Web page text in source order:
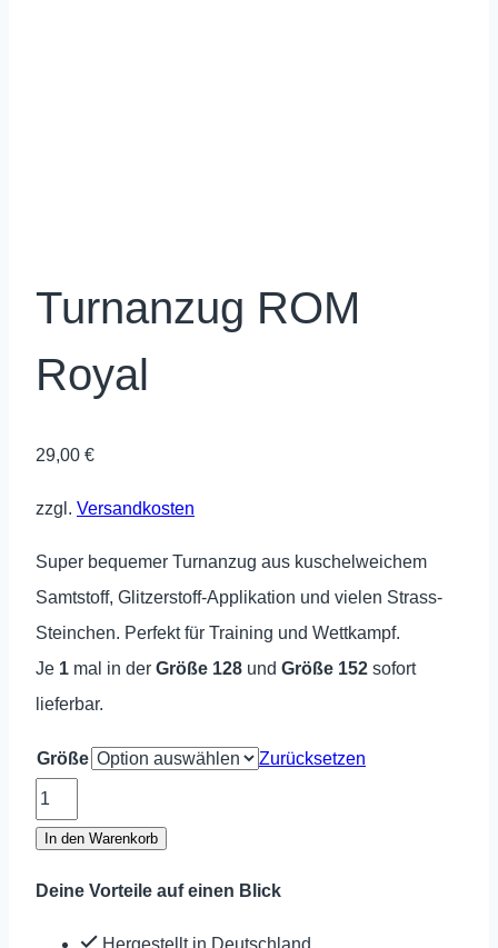
Turnanzug ROM
Royal
29,00 €
zzgl. Versandkosten
Super bequemer Turnanzug aus kuschelweichem
Samtstoff, Glitzerstoff-Applikation und vielen Strass-
Steinchen. Perfekt für Training und Wettkampf.
Je 1 mal in der Größe 128 und Größe 152 sofort
lieferbar.
Größe
Zurücksetzen
Turnanzug
ROM
Menge
In den Warenkorb
Deine Vorteile auf einen Blick
Hergestellt in Deutschland